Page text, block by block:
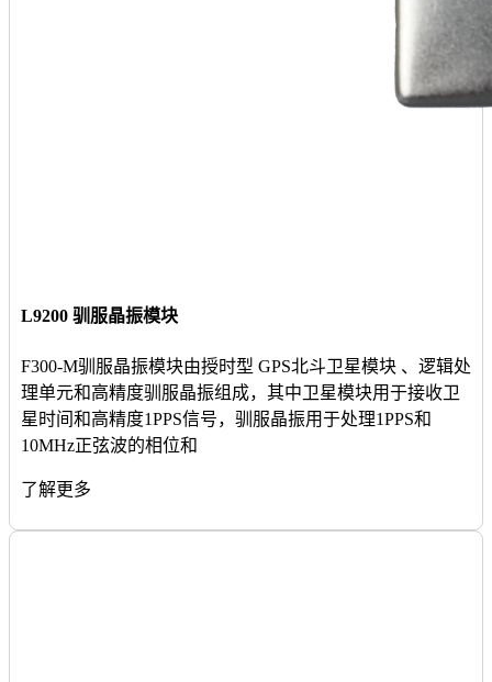
L9200 驯服晶振模块
F300-M驯服晶振模块由授时型 GPS北斗卫星模块 、逻辑处
理单元和高精度驯服晶振组成，其中卫星模块用于接收卫
星时间和高精度1PPS信号，驯服晶振用于处理1PPS和
10MHz正弦波的相位和
了解更多